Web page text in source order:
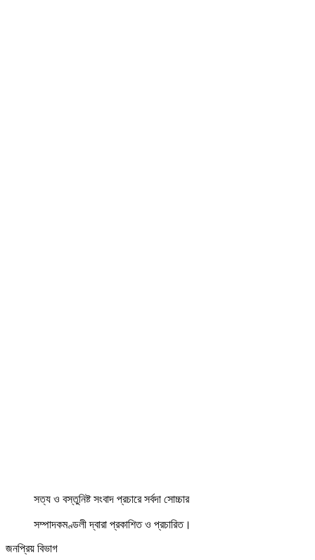
সত্য ও বস্তুনিষ্ট সংবাদ প্রচারে সর্বদা সোচ্চার
সম্পাদকমণ্ডলী দ্বারা প্রকাশিত ও প্রচারিত।
জনপ্রিয় বিভাগ